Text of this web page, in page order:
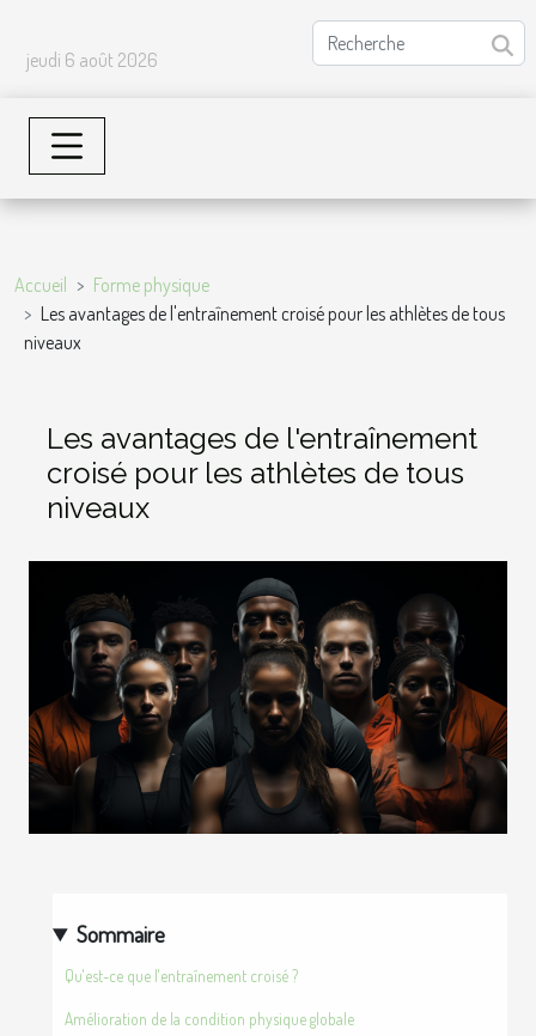
jeudi 6 août 2026
Accueil
Forme physique
Les avantages de l'entraînement croisé pour les athlètes de tous
niveaux
Les avantages de l'entraînement
croisé pour les athlètes de tous
niveaux
Sommaire
Qu'est-ce que l'entraînement croisé ?
Amélioration de la condition physique globale